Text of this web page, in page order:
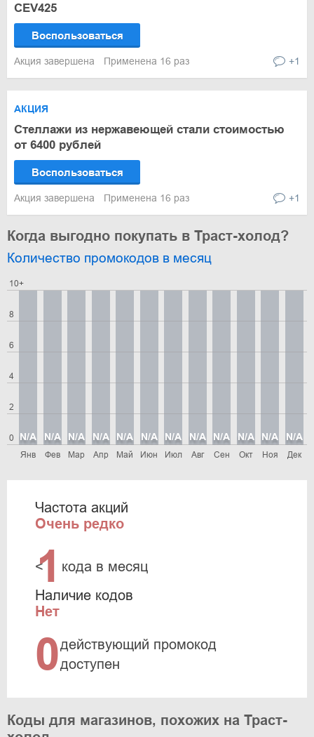
CEV425
Воспользоваться
Акция завершена Применена 16 раз +1
АКЦИЯ
Стеллажи из нержавеющей стали стоимостью
от 6400 рублей
Воспользоваться
Акция завершена Применена 16 раз +1
Когда выгодно покупать в Траст-холод?
Количество промокодов в месяц
0
2
4
6
8
10+
Янв
N/A
Фев
N/A
Мар
N/A
Апр
N/A
Май
N/A
Июн
N/A
Июл
N/A
Авг
N/A
Сен
N/A
Окт
N/A
Ноя
N/A
Дек
N/A
Частота акций
Очень редко
<
1 кода в месяц
Наличие кодов
Нет
0действующий промокод
доступен
Коды для магазинов, похожих на Траст-